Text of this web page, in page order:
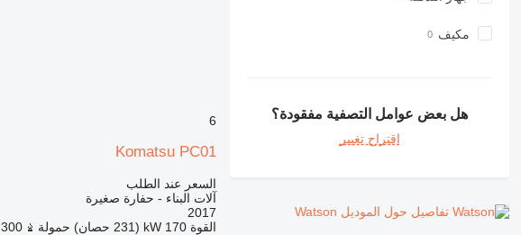
990
CS
مكيف
هل بعض عوامل التصفية مفقودة؟
اقتراح تغيير
تفاصيل حول الموديل Watson
6
Komatsu PC01
السعر عند الطلب
آلات البناء - حفارة صغيرة
2017
القوة 170 kW (231 حصان) حمولة
300 كجم